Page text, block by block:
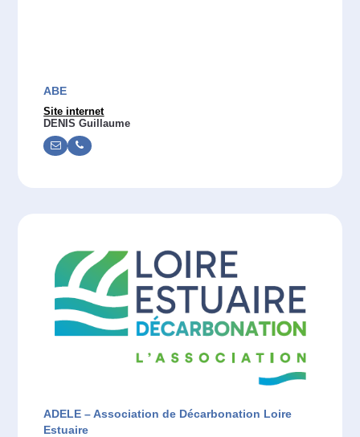
ABE
Site internet
DENIS Guillaume
ADELE – Association de Décarbonation Loire
Estuaire